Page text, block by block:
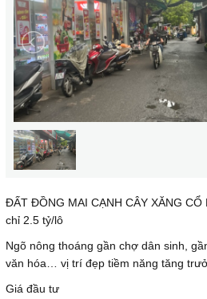
ĐẤT ĐỒNG MAI CẠNH CÂY XĂNG
chỉ 2.5 tỷ/lô
Ngõ nông thoáng gần chợ dân sinh,
văn hóa… vị trí đẹp tiềm năng tăng
Giá đầu tư